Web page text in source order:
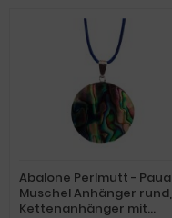
Abalone Perlmutt - Paua
Muschel Anhänger rund,
Kettenanhänger mit